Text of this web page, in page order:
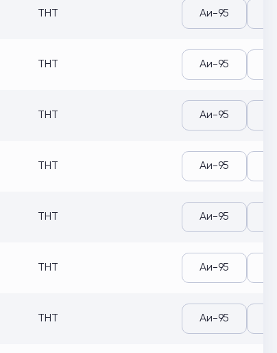
ТНТ Аи-95
ТНТ Аи-95
ТНТ Аи-95
ТНТ Аи-95
ТНТ Аи-95
ТНТ Аи-95
ТНТ Аи-95